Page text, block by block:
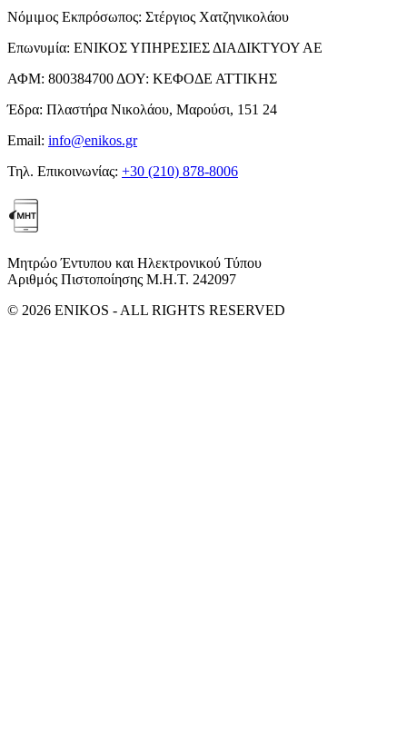
Νόμιμος Εκπρόσωπος: Στέργιος Χατζηνικολάου
Επωνυμία: ΕΝΙΚΟΣ ΥΠΗΡΕΣΙΕΣ ΔΙΑΔΙΚΤΥΟΥ ΑΕ
ΑΦΜ: 800384700 ΔΟΥ: ΚΕΦΟΔΕ ΑΤΤΙΚΗΣ
Έδρα: Πλαστήρα Νικολάου, Μαρούσι, 151 24
Email: info@enikos.gr
Τηλ. Επικοινωνίας: +30 (210) 878-8006
Μητρώο Έντυπου και Ηλεκτρονικού Τύπου
Αριθμός Πιστοποίησης Μ.Η.Τ. 242097
© 2026 ENIKOS - ALL RIGHTS RESERVED